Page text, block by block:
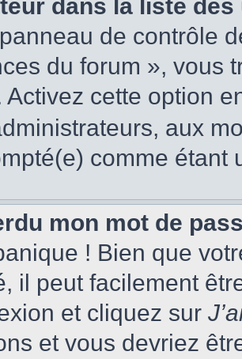
dans la liste
de contrôle
du forum », vous
Activez cette option
aux
comme étant
mon mot de
! Bien que
il peut facilement
et cliquez sur
et vous devriez